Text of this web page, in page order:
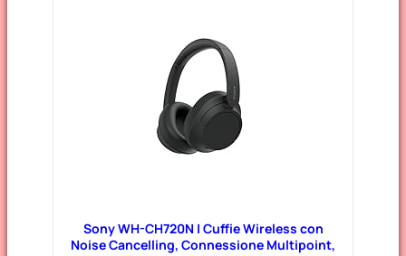
Sony WH-CH720N | Cuffie Wireless con
Noise Cancelling, Connessione Multipoint,